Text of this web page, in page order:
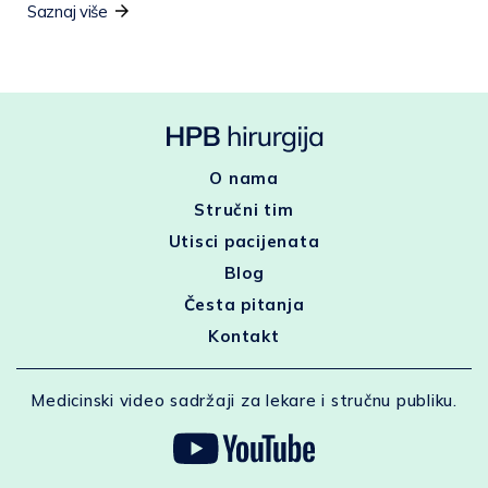
Saznaj više
O nama
Stručni tim
Utisci pacijenata
Blog
Česta pitanja
Kontakt
Medicinski video sadržaji za lekare i stručnu publiku.